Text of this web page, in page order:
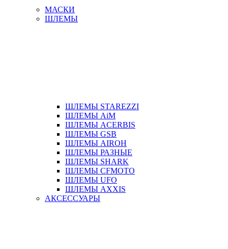
МАСКИ
ШЛЕМЫ
ШЛЕМЫ STAREZZI
ШЛЕМЫ AiM
ШЛЕМЫ ACERBIS
ШЛЕМЫ GSB
ШЛЕМЫ AIROH
ШЛЕМЫ РАЗНЫЕ
ШЛЕМЫ SHARK
ШЛЕМЫ CFMOTO
ШЛЕМЫ UFO
ШЛЕМЫ AXXIS
АКСЕССУАРЫ